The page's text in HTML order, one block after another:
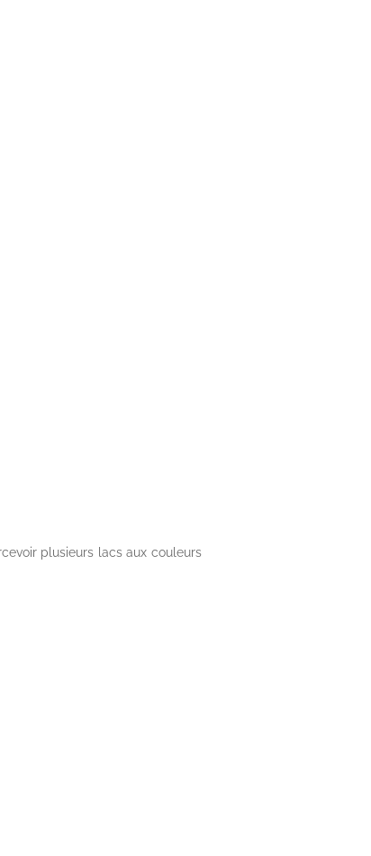
plusieurs lacs aux couleurs